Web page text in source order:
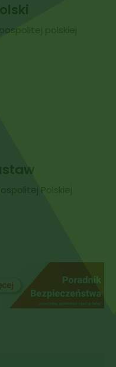
polskiej
Polskiej